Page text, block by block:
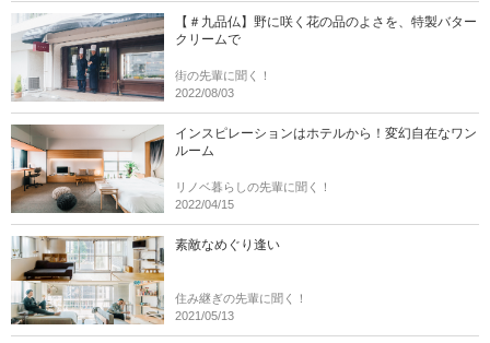
【＃九品仏】野に咲く花の品のよさを、特製バター
クリームで
街の先輩に聞く！
2022/08/03
インスピレーションはホテルから！変幻自在なワン
ルーム
リノベ暮らしの先輩に聞く！
2022/04/15
素敵なめぐり逢い
住み継ぎの先輩に聞く！
2021/05/13